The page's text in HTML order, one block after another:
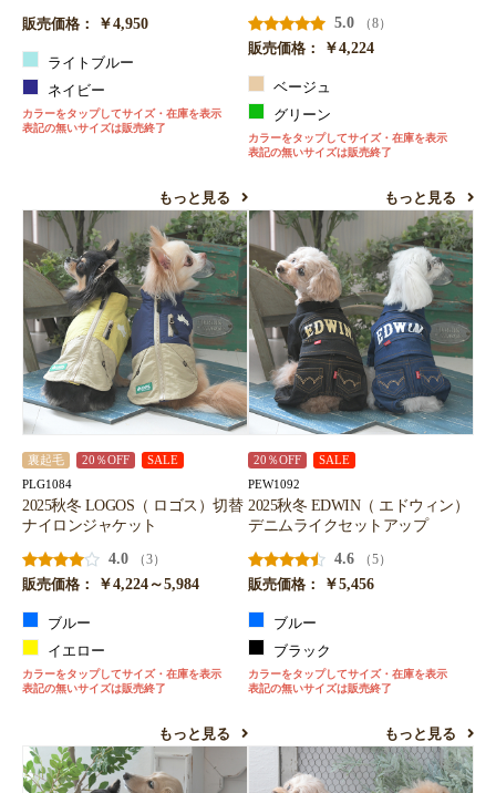
販売価格： ￥4,950
ライトブルー
ネイビー
カラーをタップしてサイズ・在庫を表示
表記の無いサイズは販売終了
もっと見る
5.0
（8）
販売価格：
￥4,224
ベージュ
グリーン
カラーをタップしてサイズ・在庫を表示
表記の無いサイズは販売終了
もっと見る
裏起毛 20％OFF SALE
PLG1084
2025秋冬 LOGOS（ ロゴス）切替
ナイロンジャケット
4.0
（3）
販売価格：
￥4,224～5,984
ブルー
イエロー
カラーをタップしてサイズ・在庫を表示
表記の無いサイズは販売終了
もっと見る
20％OFF SALE
PEW1092
2025秋冬 EDWIN（ エドウィン）
デニムライクセットアップ
4.6
（5）
販売価格：
￥5,456
ブルー
ブラック
カラーをタップしてサイズ・在庫を表示
表記の無いサイズは販売終了
もっと見る